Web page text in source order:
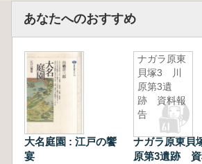
あなたへのおすすめ
大名庭園 : 江戸の饗
宴
ナガラ原東
貝塚3 川
原第3遺
跡 資料報
告
ナガラ原東貝
原第3遺跡 資